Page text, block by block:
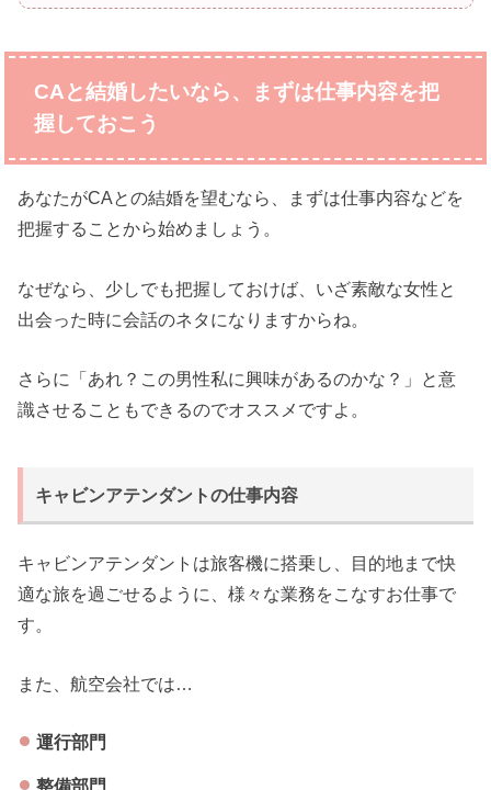
CAと結婚したいなら、まずは仕事内容を把
握しておこう
あなたがCAとの結婚を望むなら、まずは仕事内容などを
把握することから始めましょう。
なぜなら、少しでも把握しておけば、いざ素敵な女性と
出会った時に会話のネタになりますからね。
さらに「あれ？この男性私に興味があるのかな？」と意
識させることもできるのでオススメですよ。
キャビンアテンダントの仕事内容
キャビンアテンダントは旅客機に搭乗し、目的地まで快
適な旅を過ごせるように、様々な業務をこなすお仕事で
す。
また、航空会社では…
運行部門
整備部門